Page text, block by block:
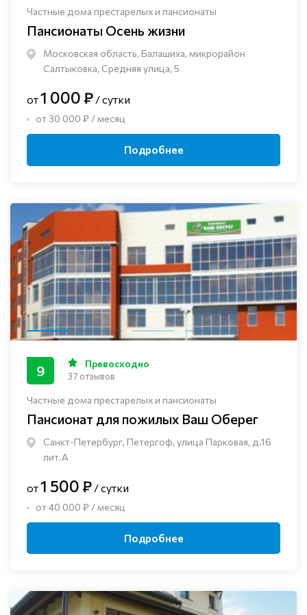
Частные дома престарелых и пансионаты
Пансионаты Осень жизни
Московская область, Балашиха, микрорайон
Салтыковка, Средняя улица, 5
от1 000 ₽ / сутки
от 30 000 ₽ / месяц
Подробнее
Частные дома престарелых и пансионаты
Пансионат для пожилых Ваш Оберег
Санкт-Петербург, Петергоф, улица Парковая, д.16
лит.А
9 Превосходно
37 отзывов
от1 500 ₽ / сутки
от 40 000 ₽ / месяц
Подробнее